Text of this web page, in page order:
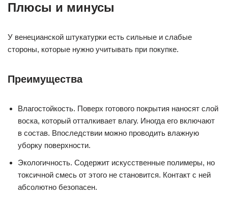
Плюсы и минусы
У венецианской штукатурки есть сильные и слабые
стороны, которые нужно учитывать при покупке.
Преимущества
Влагостойкость. Поверх готового покрытия наносят слой
воска, который отталкивает влагу. Иногда его включают
в состав. Впоследствии можно проводить влажную
уборку поверхности.
Экологичность. Содержит искусственные полимеры, но
токсичной смесь от этого не становится. Контакт с ней
абсолютно безопасен.